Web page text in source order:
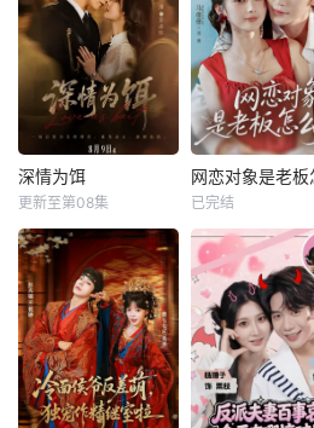
深情为饵
更新至第08集 已完结